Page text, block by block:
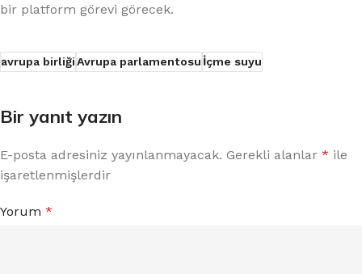
bir platform görevi görecek.
avrupa birliğiAvrupa parlamentosuİçme suyu
Bir yanıt yazın
E-posta adresiniz yayınlanmayacak. Gerekli alanlar * ile
işaretlenmişlerdir
Yorum *